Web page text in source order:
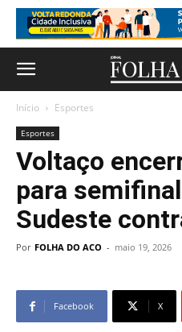
Início Esportes
Esportes
Voltaço
para
Sudeste
Por FOLHA DO ACO - maio 19, 2026
Facebook X